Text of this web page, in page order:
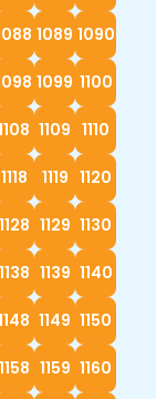
1089 1090
1099 1100
1109 1110
1118 1119 1120
1128 1129 1130
1138 1139 1140
1149 1150
1158 1159 1160